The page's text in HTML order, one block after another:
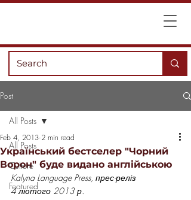
Post
All Posts
Culture
Featured
All Posts
Український бестселер "Чорний
Ворон" буде видано англійською
Feb 4, 2013 2 min read
Kalyna Language Press, прес-реліз
4 лютого 2013 р.